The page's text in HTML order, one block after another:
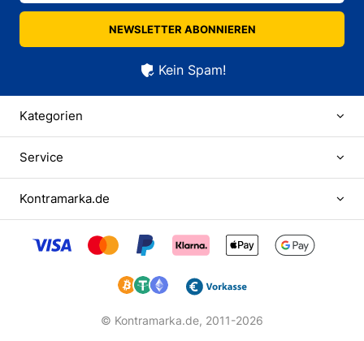
NEWSLETTER ABONNIEREN
Kein Spam!
Kategorien
Service
Kontramarka.de
© Kontramarka.de, 2011-2026